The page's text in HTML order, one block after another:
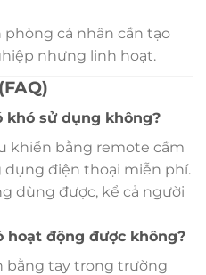
phòng cá nhân cần tạo
nhưng linh hoạt.
khó sử dụng không?
khiển bằng remote cầm
dụng điện thoại miễn phí.
dùng được, kể cả người
động được không?
bằng tay trong trường